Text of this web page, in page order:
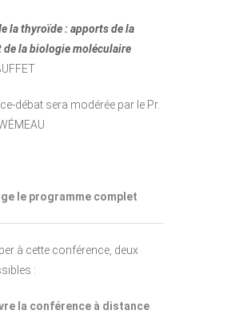
la thyroïde : apports de la
de la biologie moléculaire
débat sera modérée par le Pr.
le programme complet
à cette conférence, deux
:
la conférence à distance